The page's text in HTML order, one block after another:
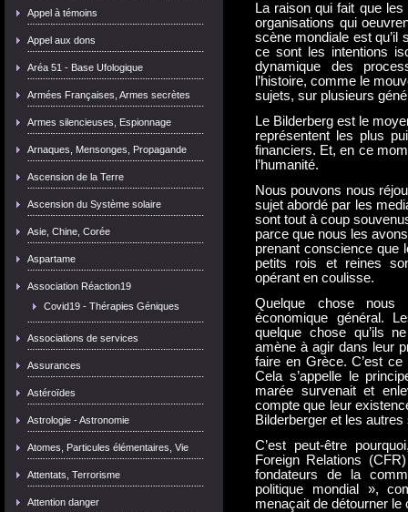
Appel à témoins
Appel aux dons
Aréa 51 - Base Ufologique
Armées Françaises, Armes secrètes
Armes silencieuses, Espionnage
Arnaques, Mensonges, Propagande
Ascension de la Terre
Ascension du Système solaire
Asie, Chine, Corée
Aspartame
Association Réaction19
Covid19 - Thérapies Géniques
Associations de services
Assurances
Astéroïdes
Astrologie - Astronomie
Atomes, Particules élémentaires, Vie
Attentats, Terrorisme
Attention danger
La raison qui fait que
organisations qui
scène mondiale est qu’il
ce sont les intentions
dynamique des
l’histoire, comme le
sujets, sur plusieurs
Le Bilderberg est le
représentent les plus
financiers. Et, en ce
l’humanité.
Nous pouvons nous
sujet abordé par les
sont tout à coup
parce que nous les
prenant conscience que
petits rois et reines
opérant en coulisse.
Quelque chose nous
économique général.
quelque chose qu’ils
amène à agir dans leur
faire en Grèce. C’est
Cela s’appelle le
marée survenait et
compte que leur
Bilderberger et les autres
C’est peut-être
Foreign Relations
fondateurs de la
politique mondial »,
menaçait de détourner